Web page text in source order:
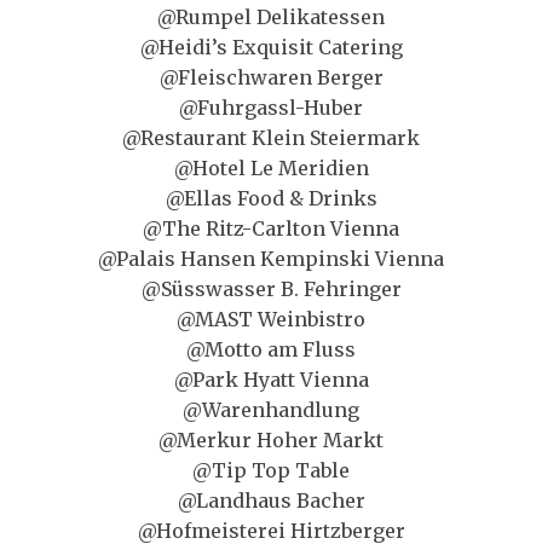
@Rumpel Delikatessen
@Heidi’s Exquisit Catering
@Fleischwaren Berger
@Fuhrgassl-Huber
@Restaurant Klein Steiermark
@Hotel Le Meridien
@Ellas Food & Drinks
@The Ritz-Carlton Vienna
@Palais Hansen Kempinski Vienna
@Süsswasser B. Fehringer
@MAST Weinbistro
@Motto am Fluss
@Park Hyatt Vienna
@Warenhandlung
@Merkur Hoher Markt
@Tip Top Table
@Landhaus Bacher
@Hofmeisterei Hirtzberger